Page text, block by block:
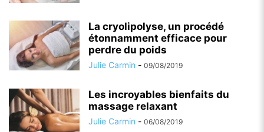
La cryolipolyse, un procédé
étonnamment efficace pour
perdre du poids
Julie Carmin - 09/08/2019
Les incroyables bienfaits du
massage relaxant
Julie Carmin - 06/08/2019